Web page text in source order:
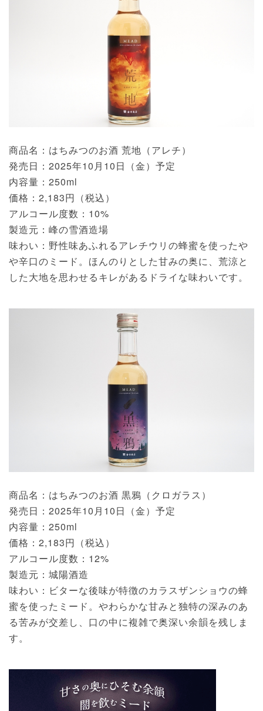
商品名：はちみつのお酒 荒地（アレチ）
発売日：2025年10月10日（金）予定
内容量：250ml
価格：2,183円（税込）
アルコール度数：10%
製造元：峰の雪酒造場
味わい：野性味あふれるアレチウリの蜂蜜を使ったや
や辛口のミード。ほんのりとした甘みの奥に、荒涼と
した大地を思わせるキレがあるドライな味わいです。
商品名：はちみつのお酒 黒鴉（クロガラス）
発売日：2025年10月10日（金）予定
内容量：250ml
価格：2,183円（税込）
アルコール度数：12%
製造元：城陽酒造
味わい：ビターな後味が特徴のカラスザンショウの蜂
蜜を使ったミード。やわらかな甘みと独特の深みのあ
る苦みが交差し、口の中に複雑で奥深い余韻を残しま
す。